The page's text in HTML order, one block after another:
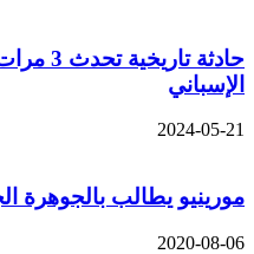
حادثة
الإسباني
2024-05-21
مورينيو يطالب بالجوهرة
2020-08-06